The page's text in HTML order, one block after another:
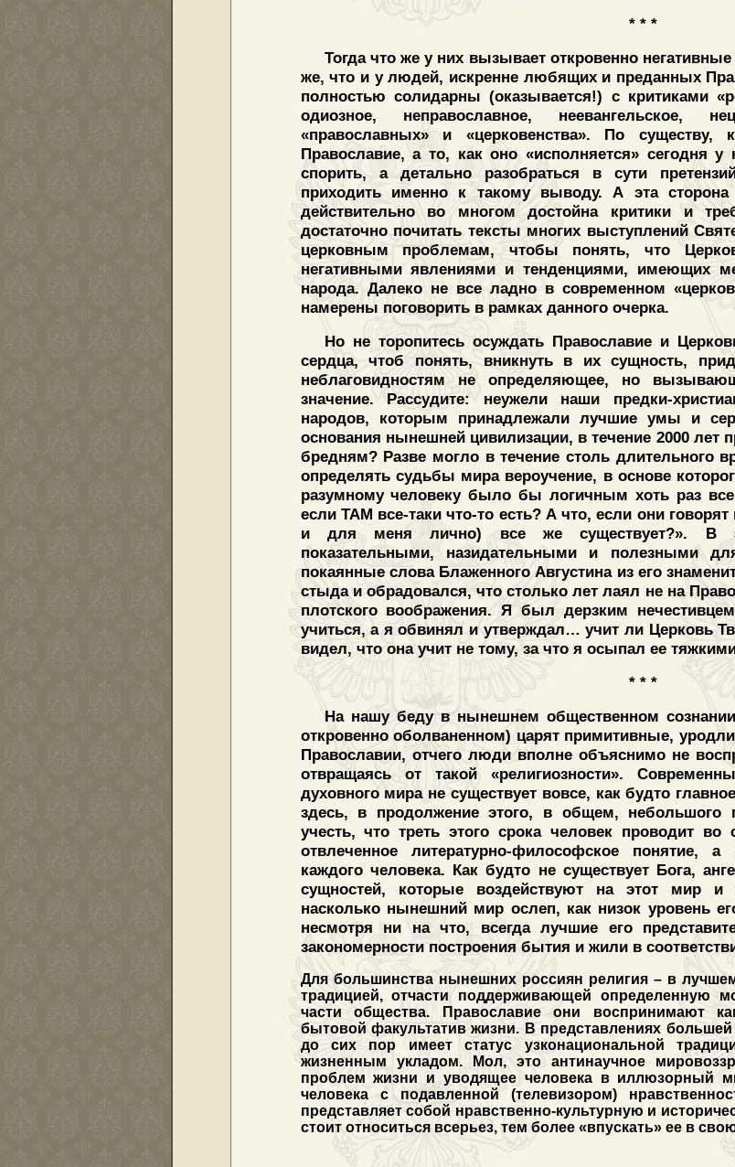
* * *
Тогда что же у них вызывает откровенно
же, что и у людей, искренне любящих и преданных
полностью солидарны (оказывается!) с критиками
одиозное, неправославное, неевангельское,
«православных» и «церковенства». По существу,
Православие, а то, как оно «исполняется» сегодня
спорить, а детально разобраться в сути
приходить именно к такому выводу. А эта сторона
действительно во многом достойна критики и
достаточно почитать тексты многих выступлений
церковным проблемам, чтобы понять, что
негативными явлениями и тенденциями, имеющих
народа. Далеко не все ладно в современном
намерены поговорить в рамках данного очерка.
Но не торопитесь осуждать Православие и
сердца, чтоб понять, вникнуть в их сущность,
неблаговидностям не определяющее, но
значение. Рассудите: неужели наши предки-
народов, которым принадлежали лучшие умы и
основания нынешней цивилизации, в течение 2000 лет
бредням? Разве могло в течение столь длительного
определять судьбы мира вероучение, в основе
разумному человеку было бы логичным хоть раз
если ТАМ все-таки что-то есть? А что, если они
и для меня лично) все же существует?». В
показательными, назидательными и полезными
покаянные слова Блаженного Августина из его
стыда и обрадовался, что столько лет лаял не на
плотского воображения. Я был дерзким
учиться, а я обвинял и утверждал… учит ли Церковь
видел, что она учит не тому, за что я осыпал ее
* * *
На нашу беду в нынешнем общественном
откровенно оболваненном) царят примитивные,
Православии, отчего люди вполне объяснимо не
отвращаясь от такой «религиозности».
духовного мира не существует вовсе, как будто
здесь, в продолжение этого, в общем, небольшого
учесть, что треть этого срока человек проводит
отвлеченное литературно-философское понятие,
каждого человека. Как будто не существует Бога,
сущностей, которые воздействуют на этот мир и
насколько нынешний мир ослеп, как низок уровень
несмотря ни на что, всегда лучшие его
закономерности построения бытия и жили в
Для большинства нынешних россиян религия – в
традицией, отчасти поддерживающей определенную
части общества. Православие они воспринимают
бытовой факультатив жизни. В представлениях
до сих пор имеет статус узконациональной
жизненным укладом. Мол, это антинаучное
проблем жизни и уводящее человека в иллюзорный
человека с подавленной (телевизором)
представляет собой нравственно-культурную и
стоит относиться всерьез, тем более «впускать» ее в